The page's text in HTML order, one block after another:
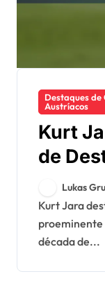
Destaques
Austríacos
Kurt
de
Clube,
Lukas
Kurt Jara destacou-se como uma figura
proeminente
década de...